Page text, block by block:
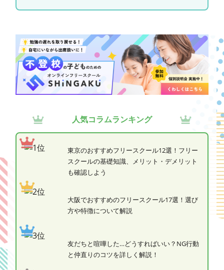
人気コラムランキング
東京のおすすめフリースクール12選！フリー
スクールの基礎知識、メリット・デメリット
も確認しよう
大阪でおすすめのフリースクール17選！選び
方や特徴について解説
友だちと喧嘩した…どうすればいい？NG行動
と仲直りのコツを詳しく解説！